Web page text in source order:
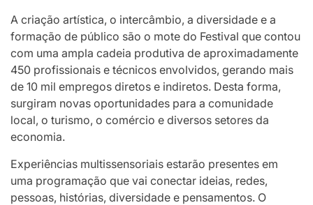
A criação artística, o intercâmbio, a diversidade e a
formação de público são o mote do Festival que contou
com uma ampla cadeia produtiva de aproximadamente
450 profissionais e técnicos envolvidos, gerando mais
de 10 mil empregos diretos e indiretos. Desta forma,
surgiram novas oportunidades para a comunidade
local, o turismo, o comércio e diversos setores da
economia.
Experiências multissensoriais estarão presentes em
uma programação que vai conectar ideias, redes,
pessoas, histórias, diversidade e pensamentos. O